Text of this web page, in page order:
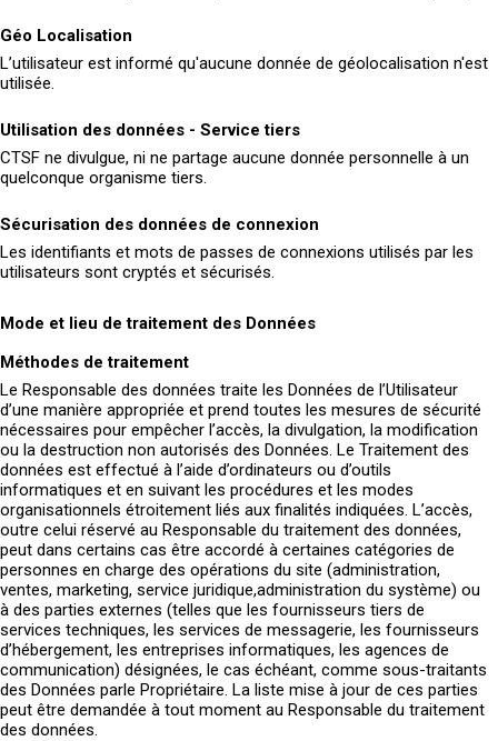
Géo Localisation
L’utilisateur est informé qu'aucune donnée de géolocalisation n'est
utilisée.
Utilisation des données - Service tiers
CTSF ne divulgue, ni ne partage aucune donnée personnelle à un
quelconque organisme tiers.
Sécurisation des données de connexion
Les identifiants et mots de passes de connexions utilisés par les
utilisateurs sont cryptés et sécurisés.
Mode et lieu de traitement des Données
Méthodes de traitement
Le Responsable des données traite les Données de l’Utilisateur
d’une manière appropriée et prend toutes les mesures de sécurité
nécessaires pour empêcher l’accès, la divulgation, la modification
ou la destruction non autorisés des Données. Le Traitement des
données est effectué à l’aide d’ordinateurs ou d’outils
informatiques et en suivant les procédures et les modes
organisationnels étroitement liés aux finalités indiquées. L’accès,
outre celui réservé au Responsable du traitement des données,
peut dans certains cas être accordé à certaines catégories de
personnes en charge des opérations du site (administration,
ventes, marketing, service juridique,administration du système) ou
à des parties externes (telles que les fournisseurs tiers de
services techniques, les services de messagerie, les fournisseurs
d’hébergement, les entreprises informatiques, les agences de
communication) désignées, le cas échéant, comme sous-traitants
des Données parle Propriétaire. La liste mise à jour de ces parties
peut être demandée à tout moment au Responsable du traitement
des données.